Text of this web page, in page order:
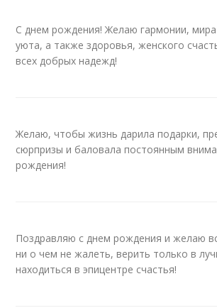
С днем рождения! Желаю гармонии,
уюта, а также здоровья, женского
всех добрых надежд!
Желаю, чтобы жизнь дарила подарки,
сюрпризы и баловала постоянным
рождения!
Поздравляю с днем рождения и желаю
ни о чем не жалеть, верить только в
находиться в эпицентре счастья!